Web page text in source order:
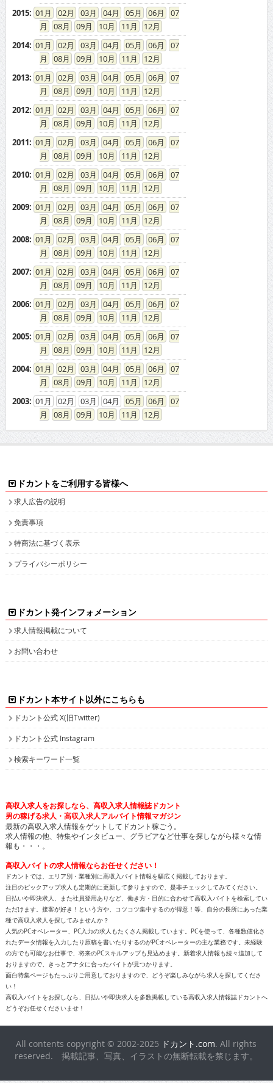
2015: 01 02 03 04 05 06
07
08
09 10 11
12
2014: 01 02 03 04 05 06
07
08
09 10 11
12
2013: 01 02 03 04 05 06
07
08
09 10 11
12
2012: 01 02 03 04 05 06
07
08
09 10 11
12
2011: 01 02 03 04 05 06
07
08
09 10 11
12
2010: 01 02 03 04 05 06
07
08
09 10 11
12
2009: 01 02 03 04 05 06
07
08
09 10 11
12
2008: 01 02 03 04 05 06
07
08
09 10 11
12
2007: 01 02 03 04 05 06
07
08
09 10 11
12
2006: 01 02 03 04 05 06
07
08
09 10 11
12
2005: 01 02 03 04 05 06
07
08
09 10 11
12
2004: 01 02 03 04 05 06
07
08
09 10 11
12
2003: 01 02 03 04 05 06
07
08
09 10 11 12
ドカントをご利用する皆様へ
求人広告の説明
免責事項
特商法に基づく表示
プライバシーポリシー
ドカント発インフォメーション
求人情報掲載について
お問い合わせ
ドカント本サイト以外にこちらも
ドカント公式 X(旧Twitter)
ドカント公式 Instagram
検索キーワード一覧
高収入求人をお探しなら、高収入求人情報誌ドカント
男の稼げる求人・高収入求人アルバイト情報マガジン
最新の高収入求人情報をゲットしてドカント稼ごう。
求人情報の他、特集やインタビュー、グラビアなど仕事を探しながら様々な情
報も・・・。
高収入バイトの求人情報ならお任せください！
ドカントでは、エリア別・業種別に高収入バイト情報を幅広く掲載しております。
注目のピックアップ求人も定期的に更新して参りますので、是非チェックしてみてください。
日払いや即決求人、また社員登用ありなど、働き方・目的に合わせて高収入バイトを検索してい
ただけます。接客が好き！という方や、コツコツ集中するのが得意！等、自分の長所にあった業
種で高収入求人を探してみませんか？
人気のPCオペレーター、PC入力の求人もたくさん掲載しています。PCを使って、各種数値化さ
れたデータ情報を入力したり原稿を書いたりするのがPCオペレーターの主な業務です。未経験
の方でも可能なお仕事で、将来のPCスキルアップも見込めます。新着求人情報も続々追加して
おりますので、きっとアナタに合ったバイトが見つかります。
面白特集ページもたっぷりご用意しておりますので、どうぞ楽しみながら求人を探してくださ
い！
高収入バイトをお探しなら、日払いや即決求人を多数掲載している高収入求人情報誌ドカントへ
どうぞお任せくださいませ！
All contents copyright © 2002-2025 ドカント.com. All rights
reserved. 掲載記事、写真、イラストの無断転載を禁じます。